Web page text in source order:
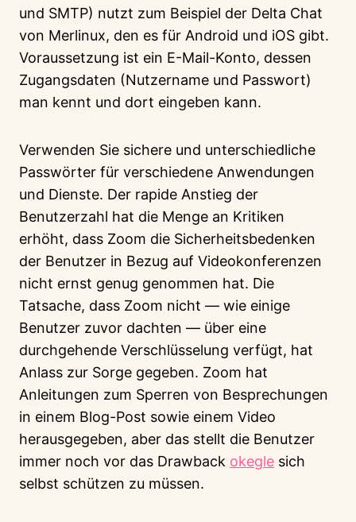
und SMTP) nutzt zum Beispiel der Delta Chat
von Merlinux, den es für Android und iOS gibt.
Voraussetzung ist ein E-Mail-Konto, dessen
Zugangsdaten (Nutzername und Passwort)
man kennt und dort eingeben kann.
Verwenden Sie sichere und unterschiedliche
Passwörter für verschiedene Anwendungen
und Dienste. Der rapide Anstieg der
Benutzerzahl hat die Menge an Kritiken
erhöht, dass Zoom die Sicherheitsbedenken
der Benutzer in Bezug auf Videokonferenzen
nicht ernst genug genommen hat. Die
Tatsache, dass Zoom nicht — wie einige
Benutzer zuvor dachten — über eine
durchgehende Verschlüsselung verfügt, hat
Anlass zur Sorge gegeben. Zoom hat
Anleitungen zum Sperren von Besprechungen
in einem Blog-Post sowie einem Video
herausgegeben, aber das stellt die Benutzer
immer noch vor das Drawback okegle sich
selbst schützen zu müssen.